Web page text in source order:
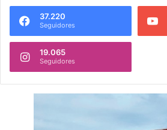
37.220
Seguidores
19.065
Seguidores